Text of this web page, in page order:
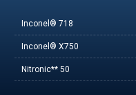
Inconel® 718
Inconel® X750
Nitronic** 50